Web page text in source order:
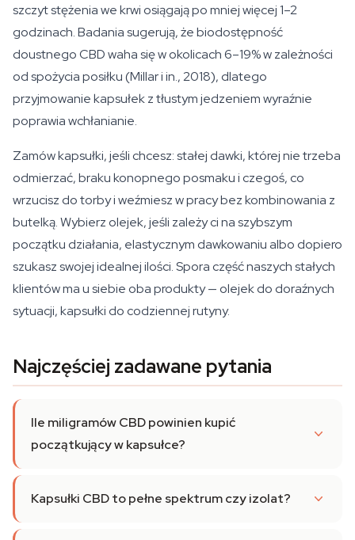
szczyt stężenia we krwi osiągają po mniej więcej 1–2
godzinach. Badania sugerują, że biodostępność
doustnego CBD waha się w okolicach 6–19% w zależności
od spożycia posiłku (Millar i in., 2018), dlatego
przyjmowanie kapsułek z tłustym jedzeniem wyraźnie
poprawia wchłanianie.
Zamów kapsułki, jeśli chcesz: stałej dawki, której nie trzeba
odmierzać, braku konopnego posmaku i czegoś, co
wrzucisz do torby i weźmiesz w pracy bez kombinowania z
butelką. Wybierz olejek, jeśli zależy ci na szybszym
początku działania, elastycznym dawkowaniu albo dopiero
szukasz swojej idealnej ilości. Spora część naszych stałych
klientów ma u siebie oba produkty — olejek do doraźnych
sytuacji, kapsułki do codziennej rutyny.
Najczęściej zadawane pytania
Ile miligramów CBD powinien kupić
początkujący w kapsułce?
Kapsułki CBD to pełne spektrum czy izolat?